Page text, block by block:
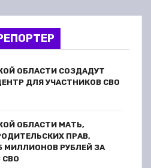
ОБЛАСТИ СОЗДАДУТ
ДЛЯ УЧАСТНИКОВ СВО
ОБЛАСТИ МАТЬ,
ПРАВ,
МИЛЛИОНОВ РУБЛЕЙ ЗА
СВО